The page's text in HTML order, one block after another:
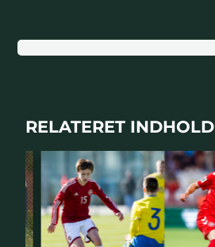
RELATERET INDHOLD